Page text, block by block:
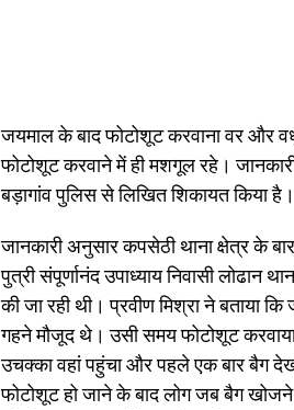
जयमाल के बाद फोटोशूट करवाना वर और
फोटोशूट करवाने में ही मशगूल रहे।
बड़ागांव पुलिस से लिखित शिकायत किया
जानकारी अनुसार कपसेठी थाना क्षेत्र के
पुत्री संपूर्णानंद उपाध्याय निवासी लोढान
की जा रही थी। प्रवीण मिश्रा ने
गहने मौजूद थे। उसी समय फोटोशूट
उचक्का वहां पहुंचा और पहले एक बार बैग
फोटोशूट हो जाने के बाद लोग जब बैग